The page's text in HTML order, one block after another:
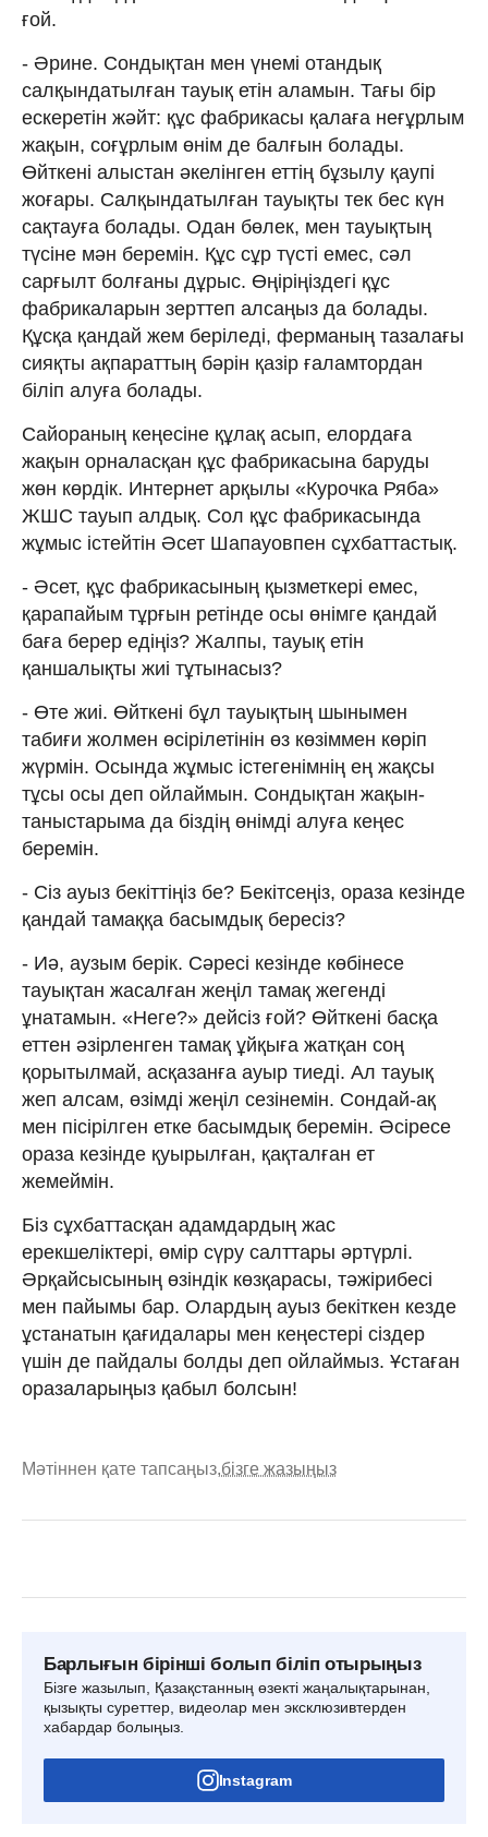
ғой.
- Әрине. Сондықтан мен үнемі отандық
салқындатылған тауық етін аламын. Тағы бір
ескеретін жәйт: құс фабрикасы қалаға неғұрлым
жақын, соғұрлым өнім де балғын болады.
Өйткені алыстан әкелінген еттің бұзылу қаупі
жоғары. Салқындатылған тауықты тек бес күн
сақтауға болады. Одан бөлек, мен тауықтың
түсіне мән беремін. Құс сұр түсті емес, сәл
сарғылт болғаны дұрыс. Өңіріңіздегі құс
фабрикаларын зерттеп алсаңыз да болады.
Құсқа қандай жем беріледі, ферманың тазалағы
сияқты ақпараттың бәрін қазір ғаламтордан
біліп алуға болады.
Сайораның кеңесіне құлақ асып, елордаға
жақын орналасқан құс фабрикасына баруды
жөн көрдік. Интернет арқылы «Курочка Ряба»
ЖШС тауып алдық. Сол құс фабрикасында
жұмыс істейтін Әсет Шапауовпен сұхбаттастық.
- Әсет, құс фабрикасының қызметкері емес,
қарапайым тұрғын ретінде осы өнімге қандай
баға берер едіңіз? Жалпы, тауық етін
қаншалықты жиі тұтынасыз?
- Өте жиі. Өйткені бұл тауықтың шынымен
табиғи жолмен өсірілетінін өз көзіммен көріп
жүрмін. Осында жұмыс істегенімнің ең жақсы
тұсы осы деп ойлаймын. Сондықтан жақын-
таныстарыма да біздің өнімді алуға кеңес
беремін.
- Сіз ауыз бекіттіңіз бе? Бекітсеңіз, ораза кезінде
қандай тамаққа басымдық бересіз?
- Иә, аузым берік. Сәресі кезінде көбінесе
тауықтан жасалған жеңіл тамақ жегенді
ұнатамын. «Неге?» дейсіз ғой? Өйткені басқа
еттен әзірленген тамақ ұйқыға жатқан соң
қорытылмай, асқазанға ауыр тиеді. Ал тауық
жеп алсам, өзімді жеңіл сезінемін. Сондай-ақ
мен пісірілген етке басымдық беремін. Әсіресе
ораза кезінде қуырылған, қақталған ет
жемеймін.
Біз сұхбаттасқан адамдардың жас
ерекшеліктері, өмір сүру салттары әртүрлі.
Әрқайсысының өзіндік көзқарасы, тәжірибесі
мен пайымы бар. Олардың ауыз бекіткен кезде
ұстанатын қағидалары мен кеңестері сіздер
үшін де пайдалы болды деп ойлаймыз. Ұстаған
оразаларыңыз қабыл болсын!
Мәтіннен қате тапсаңыз,бізге жазыңыз
Барлығын бірінші болып біліп отырыңыз
Бізге жазылып, Қазақстанның өзекті жаңалықтарынан,
қызықты суреттер, видеолар мен эксклюзивтерден
хабардар болыңыз.
Instagram